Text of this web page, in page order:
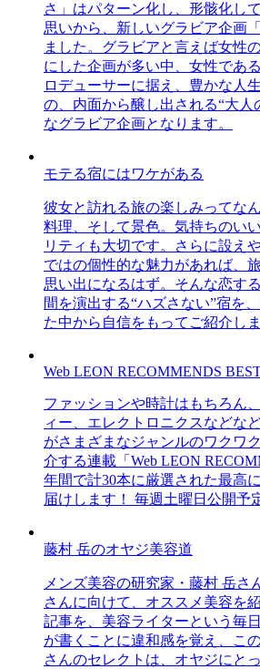
さ」はパターン化し、形骸化し
思いから、新しいグラビア企画
ました。グラビアと言えば女性
にした企画が多い中、女性であ
ロデューサーに据え、豊かな人
の、内面から醸し出される“大人
なグラビア企画となります。
モテる宿にはワケがある
彼女と訪れる旅の楽しみってな
料理、そして景色。気持ちのい
リティも大切です。さらに設え
ではの個性的な魅力があれば、
思い出になるはず。そんな恋す
間を演出する“ハズさない”宿を
た中から自信をもってご紹介しま
Web LEON RECOMMENDS
ファッションや時計はもちろん
ィー、エレクトロニクスなどな
がさまざまなジャンルのワクワ
介する連載「Web LEON
年間で計30本に厳選された最高
届けします！ 毎週土曜日公開予
藤村 岳のオヤジ美容道
メンズ美容の研究家・藤村 岳さ
さんに向けて、オススメ美容を
記事を、美容ライターという毎
が書くことに違和感を覚え、こ
さんのセレクトは、オヤジにと